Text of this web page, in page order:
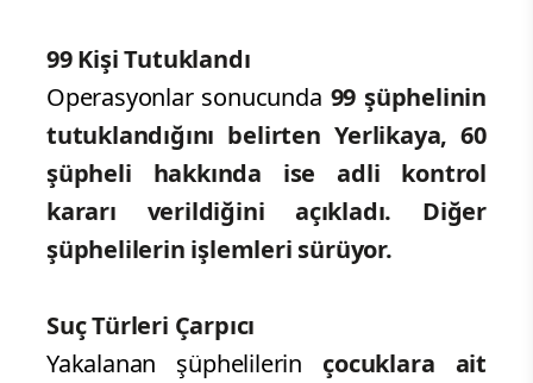
99 Kişi Tutuklandı
Operasyonlar sonucunda 99 şüphelinin
tutuklandığını belirten Yerlikaya, 60
şüpheli hakkında ise adli kontrol
kararı verildiğini açıkladı.
Diğer
şüphelilerin işlemleri sürüyor.
Suç Türleri Çarpıcı
Yakalanan şüphelilerin çocuklara ait